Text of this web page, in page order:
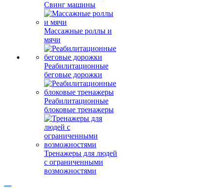
Свинг машины
Массажные роллы и
мячи
Реабилитационные
беговые дорожки
Реабилитационные
блоковые тренажеры
Тренажеры для людей
с ограниченными
возможностями